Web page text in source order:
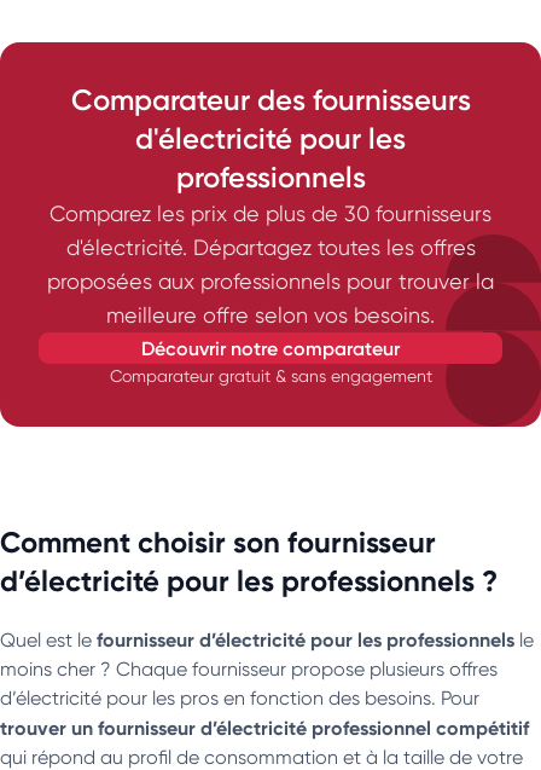
Comparateur des fournisseurs
d'électricité pour les
professionnels
Comparez les prix de plus de 30 fournisseurs
d'électricité. Départagez toutes les offres
proposées aux professionnels pour trouver la
meilleure offre selon vos besoins.
découvrir notre comparateur
Comparateur gratuit & sans engagement
Comment choisir son fournisseur
d’électricité pour les professionnels ?
Quel est le fournisseur d’électricité pour les professionnels le
moins cher ? Chaque fournisseur propose plusieurs offres
d’électricité pour les pros en fonction des besoins. Pour
trouver un fournisseur d’électricité professionnel compétitif
qui répond au profil de consommation et à la taille de votre